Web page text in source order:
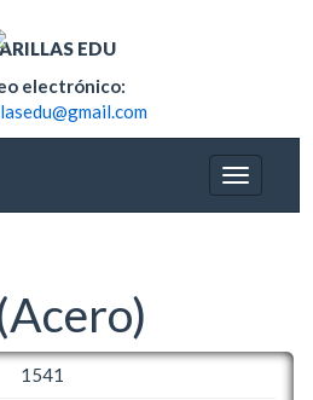
EDU
electrónico:
1541